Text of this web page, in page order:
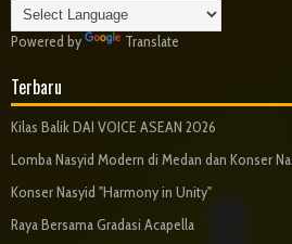
Powered by Translate
Terbaru
Kilas Balik DAI VOICE ASEAN 2026
Lomba Nasyid Modern di Medan dan Konser
Konser Nasyid "Harmony in Unity"
Raya Bersama Gradasi Acapella